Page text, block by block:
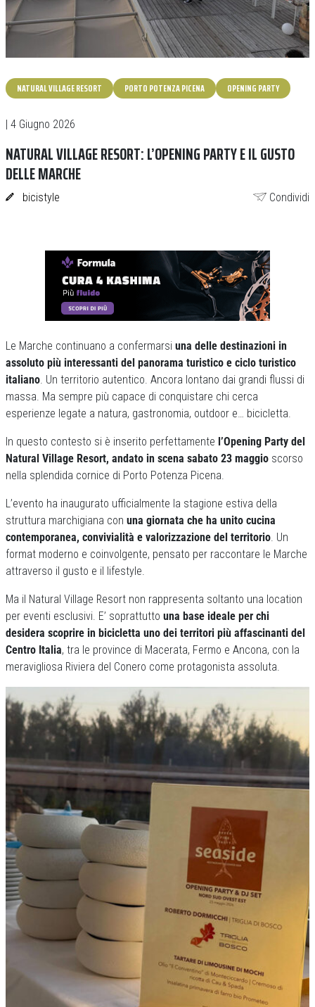
NATURAL VILLAGE RESORT PORTO POTENZA PICENA OPENING PARTY
| 4 Giugno 2026
NATURAL VILLAGE RESORT: L’OPENING PARTY E IL GUSTO
DELLE MARCHE
bicistyle Condividi
Le Marche continuano a confermarsi una delle destinazioni in
assoluto più interessanti del panorama turistico e ciclo turistico
italiano. Un territorio autentico. Ancora lontano dai grandi flussi di
massa. Ma sempre più capace di conquistare chi cerca
esperienze legate a natura, gastronomia, outdoor e… bicicletta.
In questo contesto si è inserito perfettamente l’Opening Party del
Natural Village Resort, andato in scena sabato 23 maggio scorso
nella splendida cornice di Porto Potenza Picena.
L’evento ha inaugurato ufficialmente la stagione estiva della
struttura marchigiana con una giornata che ha unito cucina
contemporanea, convivialità e valorizzazione del territorio. Un
format moderno e coinvolgente, pensato per raccontare le Marche
attraverso il gusto e il lifestyle.
Ma il Natural Village Resort non rappresenta soltanto una location
per eventi esclusivi. E’ soprattutto una base ideale per chi
desidera scoprire in bicicletta uno dei territori più affascinanti del
Centro Italia, tra le province di Macerata, Fermo e Ancona, con la
meravigliosa Riviera del Conero come protagonista assoluta.